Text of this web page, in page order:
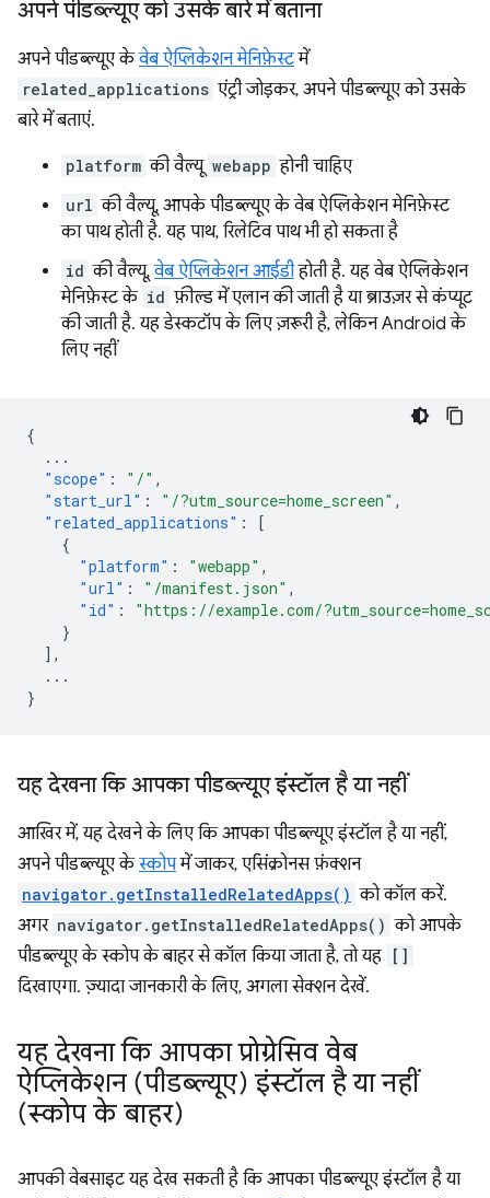
अपने पीडब्ल्यूए को उसके बारे में बताना
अपने पीडब्ल्यूए केवेब ऐप्लिकेशन मेनिफ़ेस्टमें
related_applications एंट्री जोड़कर, अपने पीडब्ल्यूए को उसके
बारे में बताएं.
platform की वैल्यू webapp होनी चाहिए
url की वैल्यू, आपके पीडब्ल्यूए के वेब ऐप्लिकेशन मेनिफ़ेस्ट
का पाथ होती है. यह पाथ, रिलेटिव पाथ भी हो सकता है
id की वैल्यू,वेब ऐप्लिकेशन आईडीहोती है. यह वेब ऐप्लिकेशन
मेनिफ़ेस्ट के id फ़ील्ड में एलान की जाती है या ब्राउज़र से कंप्यूट
की जाती है. यह डेस्कटॉप के लिए ज़रूरी है, लेकिन Android के
लिए नहीं
{
...
"scope" : "/" ,
"start_url" : "/?utm_source=home_screen" ,
"related_applications" :
[
{
"platform" : "webapp" ,
"url" : "/manifest.json" ,
"id" :
"https://example.com/
}
],
...
}
यह देखना कि आपका पीडब्ल्यूए इंस्टॉल है या नहीं
आखिर में, यह देखने के लिए कि आपका पीडब्ल्यूए इंस्टॉल है या नहीं,
अपने पीडब्ल्यूए केस्कोपमें जाकर, एसिंक्रोनस फ़ंक्शन
navigator.getInstalledRelatedApps() को कॉल करें.
अगर navigator.getInstalledRelatedApps() को आपके
पीडब्ल्यूए के स्कोप के बाहर से कॉल किया जाता है, तो यह []
दिखाएगा. ज़्यादा जानकारी के लिए, अगला सेक्शन देखें.
यह देखना कि आपका प्रोग्रेसिव वेब
ऐप्लिकेशन (पीडब्ल्यूए) इंस्टॉल है या नहीं
(स्कोप के बाहर)
आपकी वेबसाइट यह देख सकती है कि आपका पीडब्ल्यूए इंस्टॉल है या